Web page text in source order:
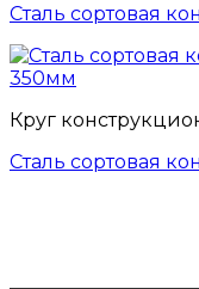
Сталь сортовая
Круг
Сталь сортовая